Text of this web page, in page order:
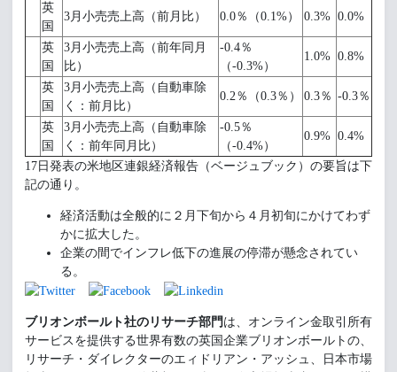
英
国
3月小売売上高（前月比） 0.0％（0.1%） 0.3% 0.0%
英
国
3月小売売上高（前年同月
比）
‐0.4％
（-0.3%）
1.0% 0.8%
英
国
3月小売売上高（自動車除
く：前月比）
0.2％（0.3％） 0.3％ -0.3％
英
国
3月小売売上高（自動車除
く：前年同月比）
‐0.5％
（-0.4%）
0.9% 0.4%
17日発表の米地区連銀経済報告（ベージュブック）の要旨は下
記の通り。
経済活動は全般的に２月下旬から４月初旬にかけてわず
かに拡大した。
企業の間でインフレ低下の進展の停滞が懸念されてい
る。
ブリオンボールト社のリサーチ部門 は、オンライン金取引所有
サービスを提供する世界有数の英国企業ブリオンボールトの、
リサーチ・ダイレクターのエィドリアン・アッシュ、日本市場